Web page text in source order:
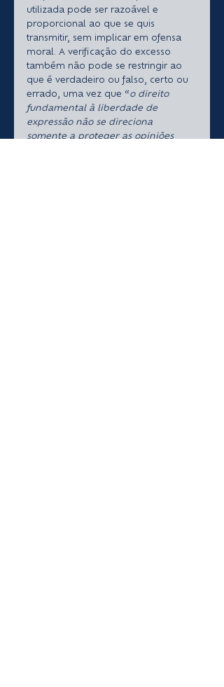
utilizada pode ser razoável e
proporcional ao que se quis
transmitir, sem implicar em ofensa
moral. A verificação do excesso
também não pode se restringir ao
que é verdadeiro ou falso, certo ou
errado, uma vez que “o direito
fundamental à liberdade de
expressão não se direciona
somente a proteger as opiniões